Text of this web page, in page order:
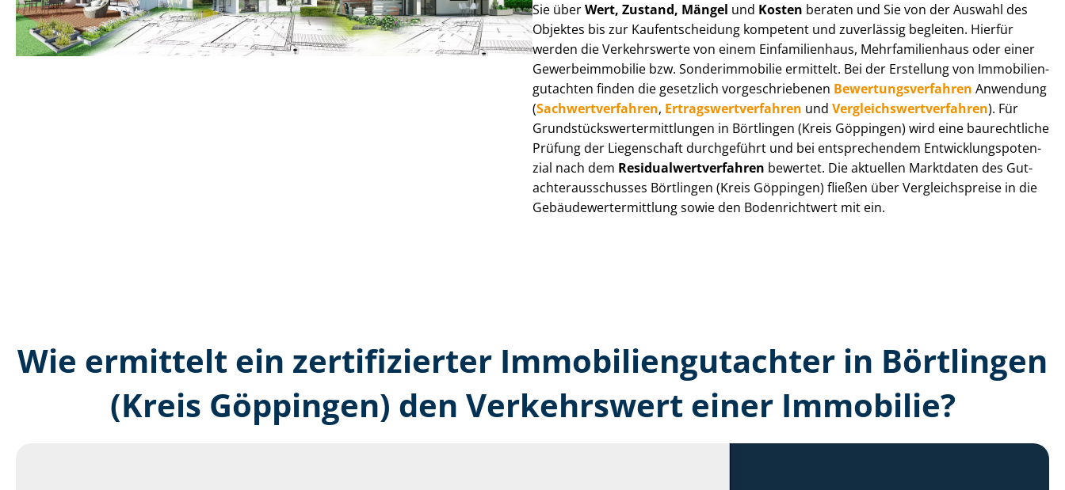
Sie überWert, Zustand, Mängel und Kosten beraten und Sie von der Auswahl des
Objektes bis zur Kauf­ent­schei­dung kompetent und zuverlässig begleiten. Hierfür
werden die Verkehrswerte von einem Einfamilienhaus, Mehr­fa­mi­li­en­haus oder einer
Ge­wer­be­im­mo­bi­lie bzw. Sonderimmobilie ermittelt. Bei der Erstellung von Im­mo­bi­li­en­
gut­ach­ten finden die gesetzlich vor­ge­schrie­be­nen Be­wer­tungs­ver­fah­ren Anwendung
(Sach­wert­ver­fah­ren, Er­trags­wert­ver­fah­ren und Ver­gleichs­wert­ver­fah­ren). Für
Grund­stücks­wert­ermitt­lun­gen in Börtlingen (Kreis Göppingen) wird eine baurechtliche
Prüfung der Liegenschaft durchgeführt und bei entsprechendem Ent­wick­lungs­po­ten­
zi­al nach dem Re­si­du­al­wert­ver­fah­ren bewertet. Die aktuellen Marktdaten des Gut­
ach­ter­aus­schus­ses Börtlingen (Kreis Göppingen) fließen über Ver­gleichs­prei­se in die
Ge­bäu­de­wert­ermitt­lung sowie den Bodenrichtwert mit ein.
Wie ermittelt ein zertifizierter Immobilien­gutachter in Börtlingen
(Kreis Göppingen) den Verkehrswert einer Immobilie?